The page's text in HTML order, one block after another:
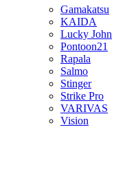
Gamakatsu
KAIDA
Lucky John
Pontoon21
Rapala
Salmo
Stinger
Strike Pro
VARIVAS
Vision